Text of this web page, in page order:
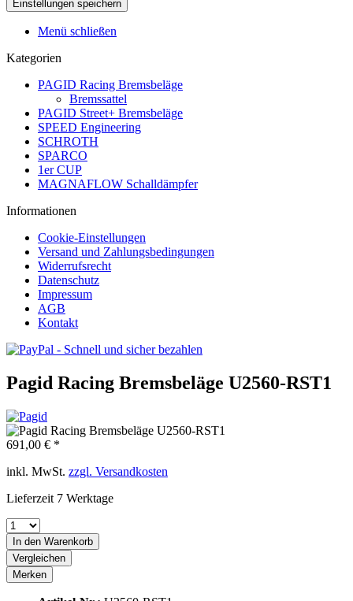
Menü schließen
Kategorien
PAGID Racing Bremsbeläge
Bremssattel
PAGID Street+ Bremsbeläge
SPEED Engineering
SCHROTH
SPARCO
1er CUP
MAGNAFLOW Schalldämpfer
Informationen
Cookie-Einstellungen
Versand und Zahlungsbedingungen
Widerrufsrecht
Datenschutz
Impressum
AGB
Kontakt
Pagid Racing Bremsbeläge U2560-RST1
691,00 € *
inkl. MwSt. zzgl. Versandkosten
Lieferzeit 7 Werktage
In den Warenkorb
Vergleichen
Merken